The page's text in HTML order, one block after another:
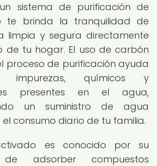
sistema de purificación de
te brinda la tranquilidad de
limpia y segura directamente
de tu hogar. El uso de carbón
proceso de purificación ayuda
impurezas, químicos y
presentes en el agua,
un suministro de agua
consumo diario de tu familia.
es conocido por su
adsorber compuestos